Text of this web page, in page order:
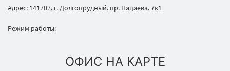
Адрес: 141707, г. Долгопрудный, пр. Пацаева, 7к1
Режим работы:
ОФИС НА КАРТЕ